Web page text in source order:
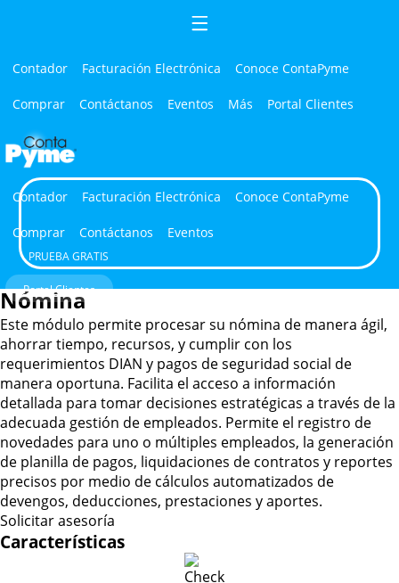
Contador Facturación Electrónica Conoce ContaPyme
Comprar Contáctanos Eventos Más Portal Clientes
Contador Facturación Electrónica Conoce ContaPyme
Comprar Contáctanos Eventos
PRUEBA GRATIS
Portal Clientes
Módulo de nómina
Características
Nómina
Este módulo permite procesar su nómina de manera ágil,
ahorrar tiempo, recursos, y cumplir con los
requerimientos DIAN y pagos de seguridad social de
manera oportuna. Facilita el acceso a información
detallada para tomar decisiones estratégicas a través de la
adecuada gestión de empleados. Permite el registro de
novedades para uno o múltiples empleados, la generación
de planilla de pagos, liquidaciones de contratos y reportes
precisos por medio de cálculos automatizados de
devengos, deducciones, prestaciones y aportes.
Solicitar asesoría
Características